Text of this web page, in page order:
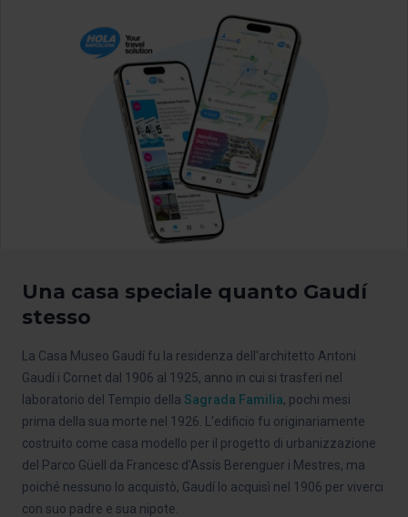
Una casa speciale quanto Gaudí
stesso
La Casa Museo Gaudí fu la residenza dell'architetto Antoni
Gaudí i Cornet dal 1906 al 1925, anno in cui si trasferì nel
laboratorio del Tempio della Sagrada Familia, pochi mesi
prima della sua morte nel 1926. L'edificio fu originariamente
costruito come casa modello per il progetto di urbanizzazione
del Parco Güell da Francesc d'Assís Berenguer i Mestres, ma
poiché nessuno lo acquistò, Gaudí lo acquisì nel 1906 per viverci
con suo padre e sua nipote.